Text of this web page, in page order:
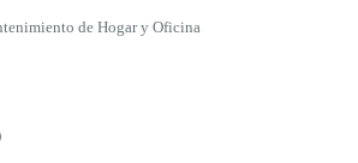
de Hogar y Oficina